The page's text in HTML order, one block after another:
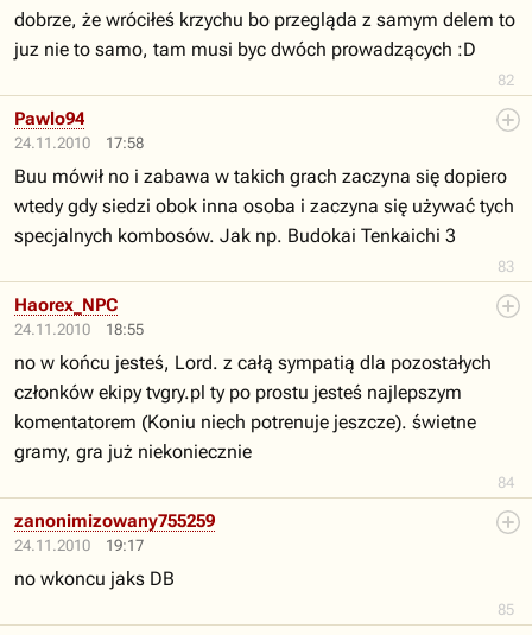
82
dobrze, że wróciłeś krzychu bo przegląda z samym delem to
juz nie to samo, tam musi byc dwóch prowadzących :D
24.11.2010 17:58
83
Pawlo94
Buu mówił no i zabawa w takich grach zaczyna się dopiero
wtedy gdy siedzi obok inna osoba i zaczyna się używać tych
specjalnych kombosów. Jak np. Budokai Tenkaichi 3
24.11.2010 18:55
84
Haorex_NPC
no w końcu jesteś, Lord. z całą sympatią dla pozostałych
członków ekipy tvgry.pl ty po prostu jesteś najlepszym
komentatorem (Koniu niech potrenuje jeszcze). świetne
gramy, gra już niekoniecznie
24.11.2010 19:17
85
zanonimizowany755259
no wkoncu jaks DB